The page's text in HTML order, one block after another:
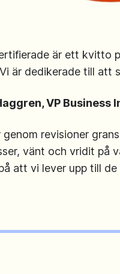
är ett kvitto
är dedikerade till att
VP
genom revisioner
vänt och vridit på
att vi lever upp till